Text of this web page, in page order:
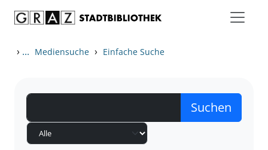
› ... Mediensuche › Einfache Suche